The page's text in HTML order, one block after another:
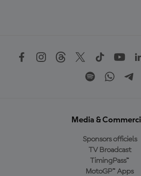
Media &
Sponsors officiels
TV Broadcast
TimingPass™
MotoGP™ Apps